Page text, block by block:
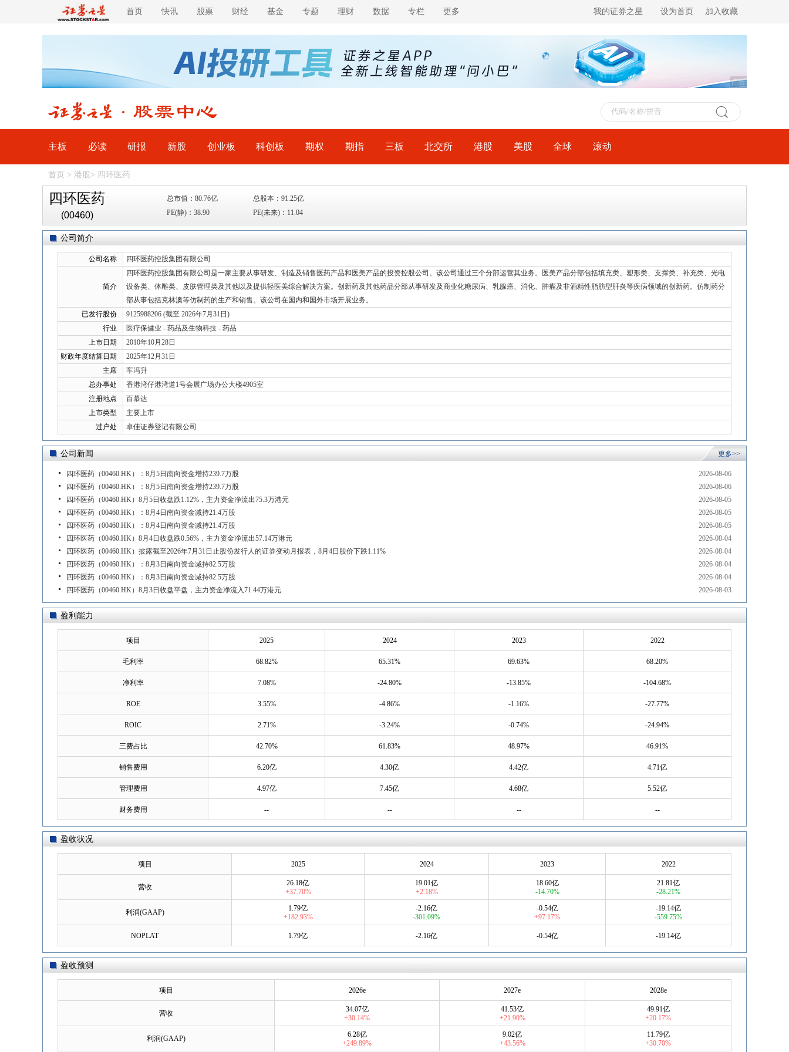
首页 快讯 股票 财经 基金 专题 理财 数据 专栏 更多 加入收藏
设为首页
我的证券之星
广告
主板 必读 研报 新股 创业板 科创板 期权 期指 三板 北交所 港股 美股 全球 滚动
首页 > 港股> 四环医药
四环医药
(00460)
总市值：80.76亿
PE(静)：38.90
总股本：91.25亿
PE(未来)：11.04
公司简介
公司名称 四环医药控股集团有限公司
简介
四环医药控股集团有限公司是一家主要从事研发、制造及销售医药产品和医美产品的投资控股公司。该公司通过三个分部运营其业务。医美产品分部包括填充类、塑形类、支撑类、补充类、光电
设备类、体雕类、皮肤管理类及其他以及提供轻医美综合解决方案。创新药及其他药品分部从事研发及商业化糖尿病、乳腺癌、消化、肿瘤及非酒精性脂肪型肝炎等疾病领域的创新药。仿制药分
部从事包括克林澳等仿制药的生产和销售。该公司在国内和国外市场开展业务。
已发行股份
9125988206 (截至 2026年7月31日)
行业
医疗保健业 - 药品及生物科技 - 药品
上市日期
2010年10月28日
财政年度结算日期
2025年12月31日
主席
车冯升
总办事处
香港湾仔港湾道1号会展广场办公大楼4905室
注册地点
百慕达
上市类型
主要上市
过户处
卓佳证券登记有限公司
公司新闻 更多>>
四环医药（00460.HK）：8月5日南向资金增持239.7万股
2026-08-06
四环医药（00460.HK）：8月5日南向资金增持239.7万股
2026-08-06
四环医药（00460.HK）8月5日收盘跌1.12%，主力资金净流出75.3万港元
2026-08-05
四环医药（00460.HK）：8月4日南向资金减持21.4万股
2026-08-05
四环医药（00460.HK）：8月4日南向资金减持21.4万股
2026-08-05
四环医药（00460.HK）8月4日收盘跌0.56%，主力资金净流出57.14万港元
2026-08-04
四环医药（00460.HK）披露截至2026年7月31日止股份发行人的证券变动月报表，8月4日股价下跌1.11%
2026-08-04
四环医药（00460.HK）：8月3日南向资金减持82.5万股
2026-08-04
四环医药（00460.HK）：8月3日南向资金减持82.5万股
2026-08-04
四环医药（00460.HK）8月3日收盘平盘，主力资金净流入71.44万港元
2026-08-03
盈利能力
项目 2025 2024 2023 2022
毛利率 68.82% 65.31% 69.63% 68.20%
净利率 7.08% -24.80% -13.85% -104.68%
ROE 3.55% -4.86% -1.16% -27.77%
ROIC 2.71% -3.24% -0.74% -24.94%
三费占比 42.70% 61.83% 48.97% 46.91%
销售费用 6.20亿 4.30亿 4.42亿 4.71亿
管理费用 4.97亿 7.45亿 4.68亿 5.52亿
财务费用 -- -- -- --
盈收状况
项目 2025 2024 2023 2022
营收
26.18亿
+37.70%
19.01亿
+2.18%
18.60亿
-14.70%
21.81亿
-28.21%
利润(GAAP)
1.79亿
+182.93%
-2.16亿
-301.09%
-0.54亿
+97.17%
-19.14亿
-559.75%
NOPLAT 1.79亿 -2.16亿 -0.54亿 -19.14亿
盈收预测
项目 2026e 2027e 2028e
营收
34.07亿
+30.14%
41.53亿
+21.90%
49.91亿
+20.17%
利润(GAAP)
6.28亿
+249.89%
9.02亿
+43.56%
11.79亿
+30.70%